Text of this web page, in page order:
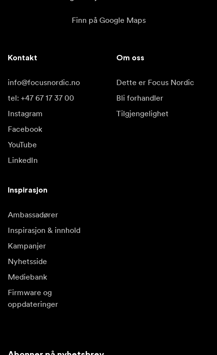
Finn på Google Maps
Kontakt
info@focusnordic.no
tel: +47 67 17 37 00
Instagram
Facebook
YouTube
LinkedIn
Om oss
Dette er Focus Nordic
Bli forhandler
Tilgjengelighet
Inspirasjon
Ambassadører
Inspirasjon & innhold
Kampanjer
Nyhetsside
Mediebank
Firmware og
oppdateringer